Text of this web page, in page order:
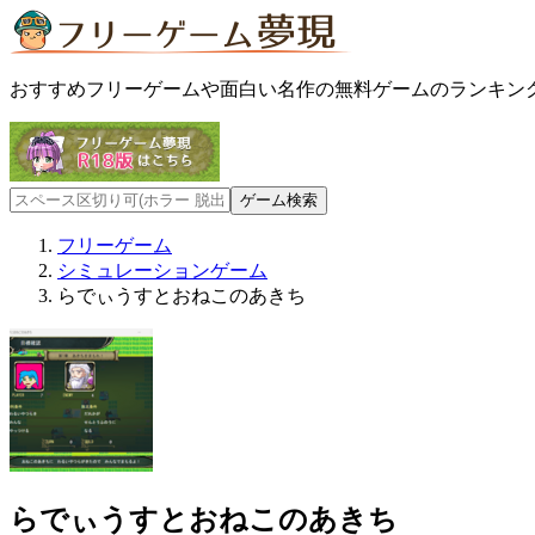
おすすめフリーゲームや面白い名作の無料ゲームのランキン
フリーゲーム
シミュレーションゲーム
らでぃうすとおねこのあきち
らでぃうすとおねこのあきち